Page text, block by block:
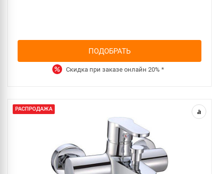
ПОДОБРАТЬ
Скидка при заказе онлайн 20% *
РАСПРОДАЖА